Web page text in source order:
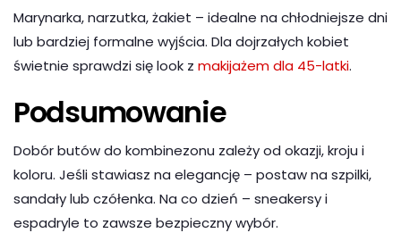
Marynarka, narzutka, żakiet – idealne na chłodniejsze dni
lub bardziej formalne wyjścia. Dla dojrzałych kobiet
świetnie sprawdzi się look z makijażem dla 45-latki.
Podsumowanie
Dobór butów do kombinezonu zależy od okazji, kroju i
koloru. Jeśli stawiasz na elegancję – postaw na szpilki,
sandały lub czółenka. Na co dzień – sneakersy i
espadryle to zawsze bezpieczny wybór.